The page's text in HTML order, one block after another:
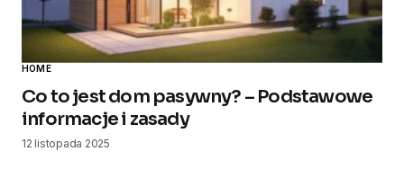
HOME
Co to jest dom pasywny? – Podstawowe
informacje i zasady
12 listopada 2025